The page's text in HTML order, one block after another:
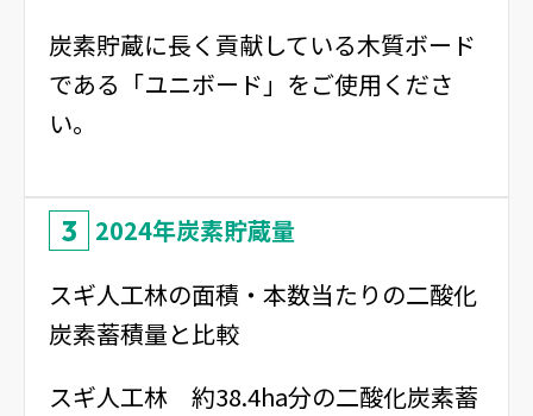
炭素貯蔵に長く貢献している木質ボード
である「ユニボード」をご使用くださ
い。
3 2024年炭素貯蔵量
スギ人工林の面積・本数当たりの二酸化
炭素蓄積量と比較
スギ人工林 約38.4ha分の二酸化炭素蓄